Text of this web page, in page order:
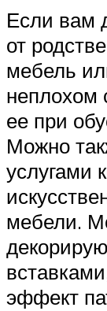
Если вам
от
мебель
неплохом
ее при
Можно
услугами
мебели.
эффект